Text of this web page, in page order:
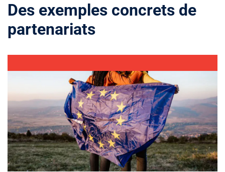
Des exemples concrets de
partenariats